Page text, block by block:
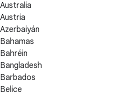
Australia
Austria
Azerbaiyán
Bahamas
Bahréin
Bangladesh
Barbados
Belice